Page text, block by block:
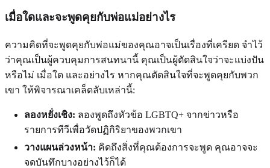
เมื่อใดและจะพูดคุยกับพ่อแม่อย่างไร
ความคิดที่จะพูดคุยกับพ่อแม่ของคุณอาจเป็นเรื่องที่เครียด จำไว้
ว่าคุณเป็นผู้ควบคุมการสนทนานี้ คุณเป็นผู้ตัดสินใจว่าจะแบ่งปัน
หรือไม่ เมื่อใด และอย่างไร หากคุณตัดสินใจที่จะพูดคุยกับพวก
เขา ให้พิจารณาเคล็ดลับเหล่านี้:
ลองหยั่งเชิง: ลองพูดถึงหัวข้อ LGBTQ+ จากข่าวหรือ
รายการทีวีเพื่อวัดปฏิกิริยาของพวกเขา
วางแผนล่วงหน้า: คิดถึงสิ่งที่คุณต้องการจะพูด คุณอาจจะ
จดบันทึกบางอย่างไว้ก็ได้